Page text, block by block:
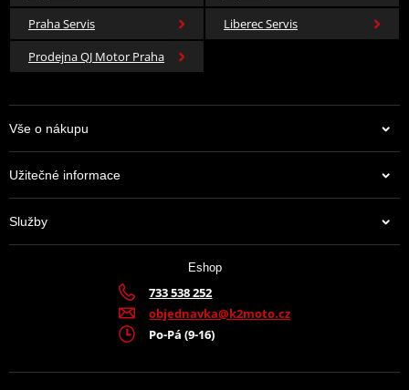
Praha Servis
Liberec Servis
Prodejna QJ Motor Praha
Vše o nákupu
Užitečné informace
Služby
Eshop
733 538 252
objednavka@k2moto.cz
Po-Pá (9-16)